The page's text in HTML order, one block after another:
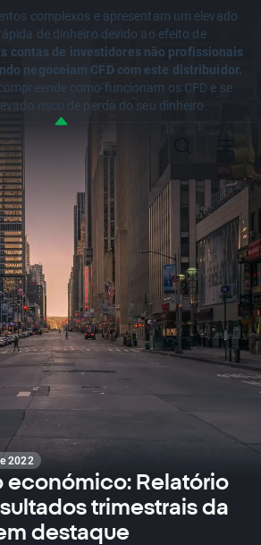
complexos e apresentam um elevado
de dinheiro devido ao efeito de
contas de investidores não profissionais
negoceiam CFD com este distribuidor.
como funcionam os CFD e se
risco de perda do seu dinheiro.
2022
económico: Relatório
trimestrais da
destaque